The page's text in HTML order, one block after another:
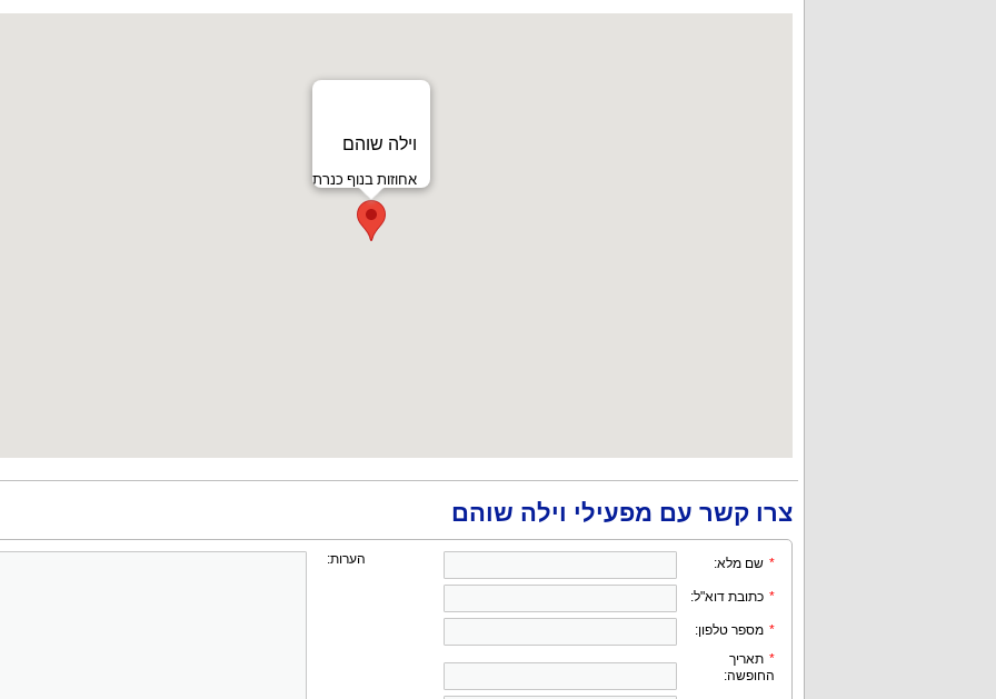
וילה שוהם
אחוזות בנוף כנרת
צרו קשר עם מפעילי וילה שוהם
הערות: * שם מלא:
* כתובת דוא"ל:
* מספר טלפון:
* תאריך
החופשה: